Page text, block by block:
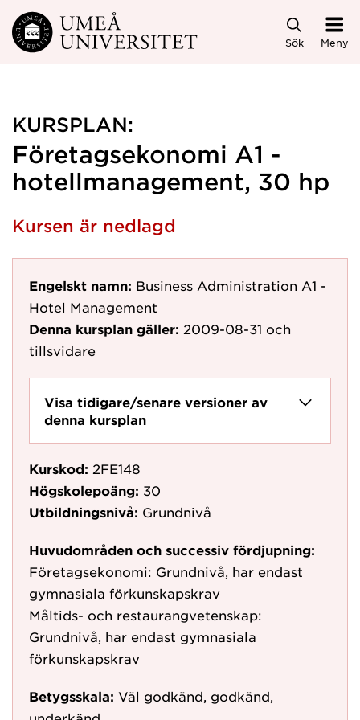
Hoppa direkt till innehållet
Sök Meny
KURSPLAN:
Företagsekonomi A1 -
hotellmanagement, 30 hp
Kursen är nedlagd
Engelskt namn: Business Administration A1 -
Hotel Management
Denna kursplan gäller: 2009-08-31 och
tillsvidare
Visa tidigare/senare versioner av
denna kursplan
Kurskod: 2FE148
Högskolepoäng: 30
Utbildningsnivå: Grundnivå
Huvudområden och successiv fördjupning:
Företagsekonomi: Grundnivå, har endast
gymnasiala förkunskapskrav
Måltids- och restaurangvetenskap:
Grundnivå, har endast gymnasiala
förkunskapskrav
Betygsskala: Väl godkänd, godkänd,